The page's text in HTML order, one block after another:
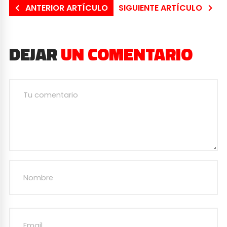
ANTERIOR ARTÍCULO SIGUIENTE ARTÍCULO
DEJARUN COMENTARIO